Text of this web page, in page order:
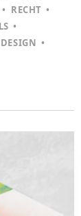
RECHT